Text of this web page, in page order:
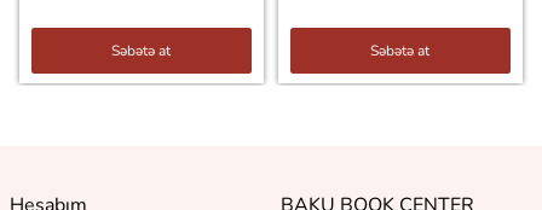
Səbətə at Səbətə at